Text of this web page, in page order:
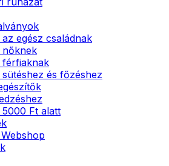
egész családnak
nőknek
férfiaknak
és főzéshez
Ft alatt